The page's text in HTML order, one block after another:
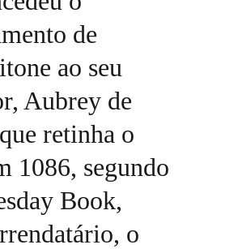
de
ao seu
Aubrey de
retinha o
1086, segundo
Book,
o